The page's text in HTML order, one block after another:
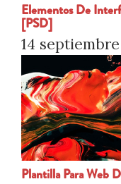
Elementos De
[PSD]
14 septiembre
Plantilla Para Web